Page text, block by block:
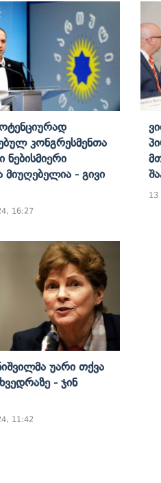
Კონგრესმენთა
Ნებისმიერი
Მიუღებელია - Გივი
16:27
13
Უარი Თქვა
- Ჯინ
11:42